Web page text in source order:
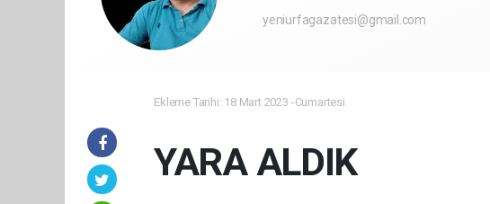
yeniurfagazatesi@gmail.com
Ekleme Tarihi: 18 Mart 2023 -Cumartesi
YARA ALDIK